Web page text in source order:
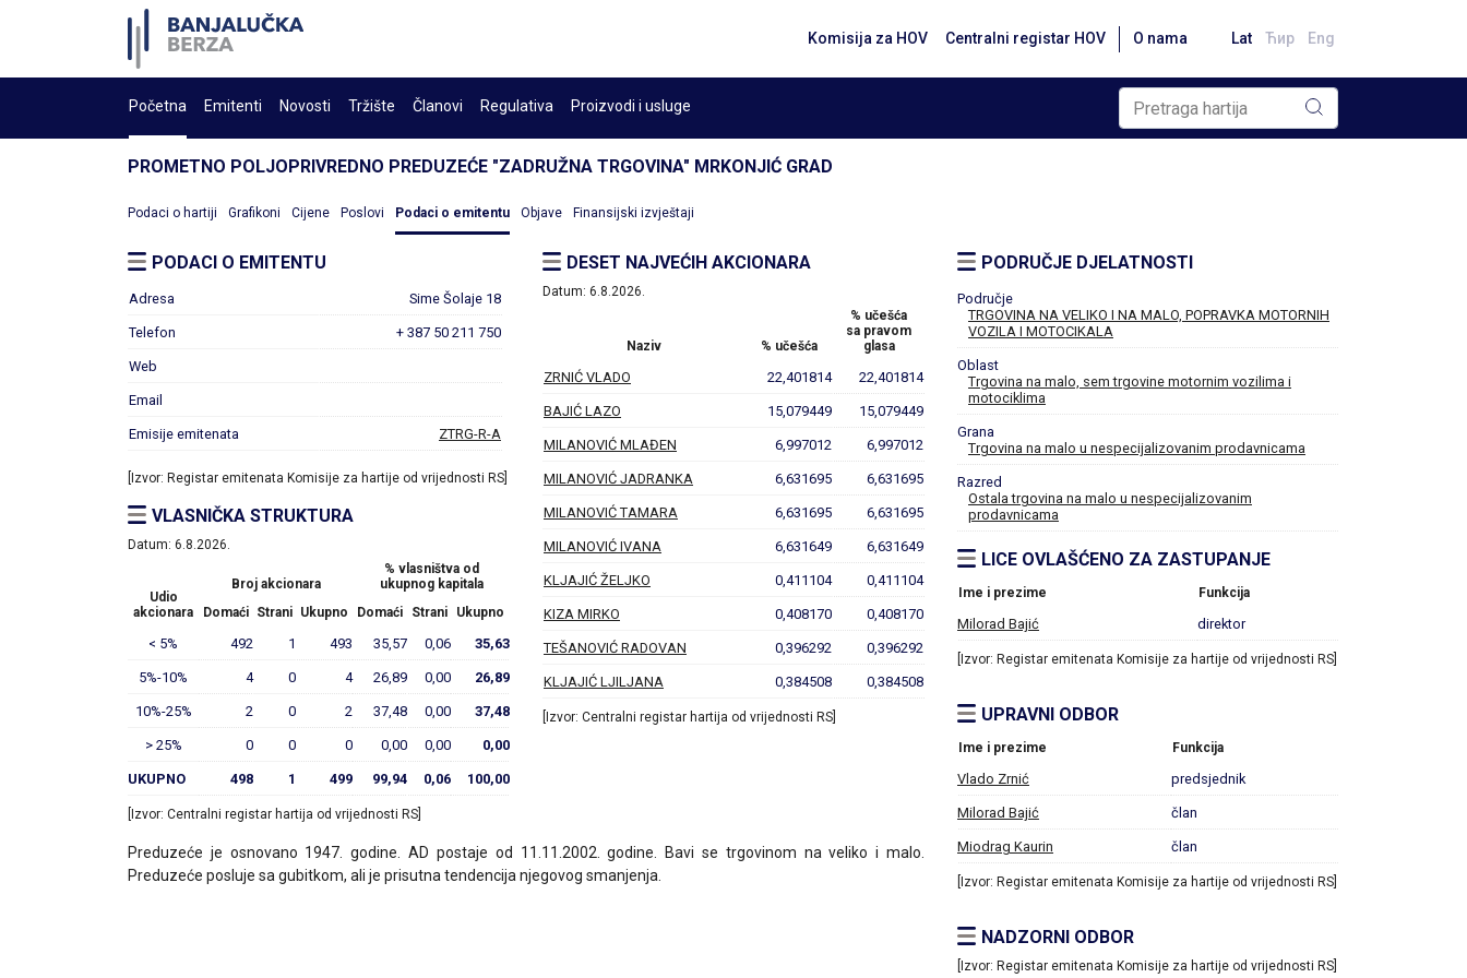
Komisija za HOV Centralni registar HOV O nama Lat Ћир Eng
Početna Emitenti Novosti Tržište Članovi Regulativa Proizvodi i usluge
PROMETNO POLJOPRIVREDNO PREDUZEĆE "ZADRUŽNA TRGOVINA" MRKONJIĆ GRAD
Podaci o hartiji Grafikoni Cijene Poslovi Podaci o emitentu Objave Finansijski izvještaji
PODACI O EMITENTU
Adresa Sime Šolaje 18
Telefon + 387 50 211 750
Web
Email
Emisije emitenata ZTRG-R-A
[Izvor: Registar emitenata Komisije za hartije od vrijednosti RS]
VLASNIČKA STRUKTURA
Datum: 6.8.2026.
Udio
akcionara
Broj akcionara
% vlasništva od
ukupnog kapitala
Domaći Strani Ukupno Domaći Strani Ukupno
< 5% 492 1 493 35,57 0,06 35,63
5%-10% 4 0 4 26,89 0,00 26,89
10%-25% 2 0 2 37,48 0,00 37,48
> 25% 0 0 0 0,00 0,00 0,00
UKUPNO 498 1 499 99,94 0,06 100,00
[Izvor: Centralni registar hartija od vrijednosti RS]
DESET NAJVEĆIH AKCIONARA
Datum: 6.8.2026.
Naziv % učešća
% učešća
sa pravom
glasa
ZRNIĆ VLADO 22,401814 22,401814
BAJIĆ LAZO 15,079449 15,079449
MILANOVIĆ MLAĐEN 6,997012 6,997012
MILANOVIĆ JADRANKA 6,631695 6,631695
MILANOVIĆ TAMARA 6,631695 6,631695
MILANOVIĆ IVANA 6,631649 6,631649
KLJAJIĆ ŽELJKO 0,411104 0,411104
KIZA MIRKO 0,408170 0,408170
TEŠANOVIĆ RADOVAN 0,396292 0,396292
KLJAJIĆ LJILJANA 0,384508 0,384508
[Izvor: Centralni registar hartija od vrijednosti RS]
Preduzeće je osnovano 1947. godine. AD postaje od 11.11.2002. godine. Bavi se trgovinom na veliko i malo.
Preduzeće posluje sa gubitkom, ali je prisutna tendencija njegovog smanjenja.
PODRUČJE DJELATNOSTI
Područje
TRGOVINA NA VELIKO I NA MALO, POPRAVKA MOTORNIH
VOZILA I MOTOCIKALA
Oblast
Trgovina na malo, sem trgovine motornim vozilima i
motociklima
Grana
Trgovina na malo u nespecijalizovanim prodavnicama
Razred
Ostala trgovina na malo u nespecijalizovanim
prodavnicama
LICE OVLAŠĆENO ZA ZASTUPANJE
Ime i prezime Funkcija
Milorad Bajić direktor
[Izvor: Registar emitenata Komisije za hartije od vrijednosti RS]
UPRAVNI ODBOR
Ime i prezime Funkcija
Vlado Zrnić predsjednik
Milorad Bajić član
Miodrag Kaurin član
[Izvor: Registar emitenata Komisije za hartije od vrijednosti RS]
NADZORNI ODBOR
[Izvor: Registar emitenata Komisije za hartije od vrijednosti RS]